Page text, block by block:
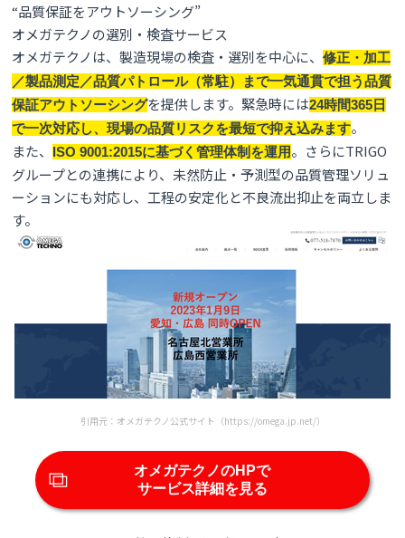
“品質保証をアウトソーシング”
オメガテクノの選別・検査サービス
オメガテクノは、製造現場の検査・選別を中心に、修正・加工
／製品測定／品質パトロール（常駐）まで一気通貫で担う品質
保証アウトソーシングを提供します。緊急時には24時間365日
で一次対応し、現場の品質リスクを最短で抑え込みます。
また、
ISO 9001:2015に基づく管理体制を運用。さらにTRIGO
グループとの連携により、未然防止・予測型の品質管理ソリュ
ーションにも対応し、工程の安定化と不良流出抑止を両立しま
す。
引用元：オメガテクノ公式サイト（https://omega.jp.net/）
オメガテクノのHPで
サービス詳細を見る